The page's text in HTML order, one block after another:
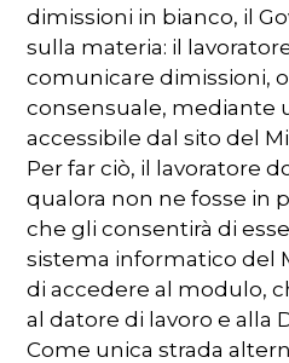
dimissioni in bianco, il
sulla materia: il
comunicare dimissioni,
consensuale, mediante
accessibile dal sito del
Per far ciò, il lavoratore
qualora non ne fosse in
che gli consentirà di
sistema informatico del
di accedere al modulo,
al datore di lavoro e alla
Come unica strada